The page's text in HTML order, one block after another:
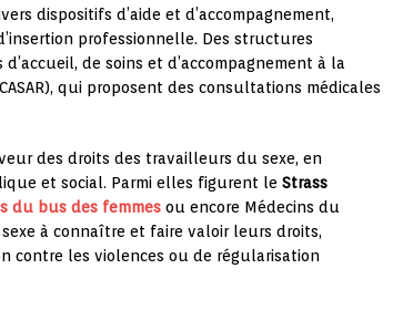
dispositifs d’aide et d’accompagnement,
professionnelle. Des structures
de soins et d’accompagnement à la
qui proposent des consultations médicales
des droits des travailleurs du sexe, en
et social. Parmi elles figurent le Strass
du bus des femmes ou encore Médecins du
à connaître et faire valoir leurs droits,
contre les violences ou de régularisation